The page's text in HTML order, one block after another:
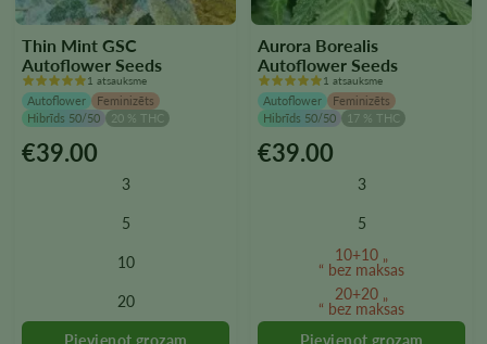
Thin Mint GSC
Autoflower Seeds
1 atsauksme
Autoflower
Feminizēts
Hibrīds 50/50
20 % THC
€39.00
3
5
10
20
Šim
produkta
Aurora Borealis
Autoflower Seeds
1 atsauksme
Autoflower
Feminizēts
Hibrīds 50/50
17 % THC
€39.00
3
5
10+10 „
“ bez maksas
20+20 „
“ bez maksas
Šim
produkta